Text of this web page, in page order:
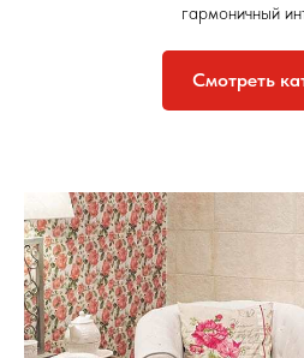
гармоничный
Смотреть